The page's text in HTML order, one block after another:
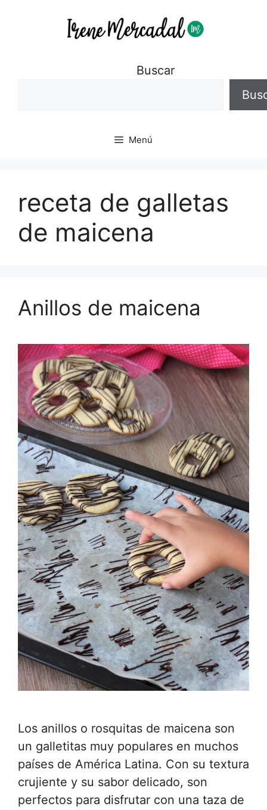
Buscar
Menú
receta de galletas
de maicena
Anillos de maicena
Los anillos o rosquitas de maicena son
un galletitas muy populares en muchos
países de América Latina. Con su textura
crujiente y su sabor delicado, son
perfectos para disfrutar con una taza de